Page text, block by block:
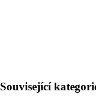
Související